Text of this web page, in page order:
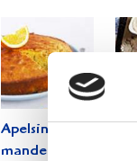
Apelsin- och
mandelkaka